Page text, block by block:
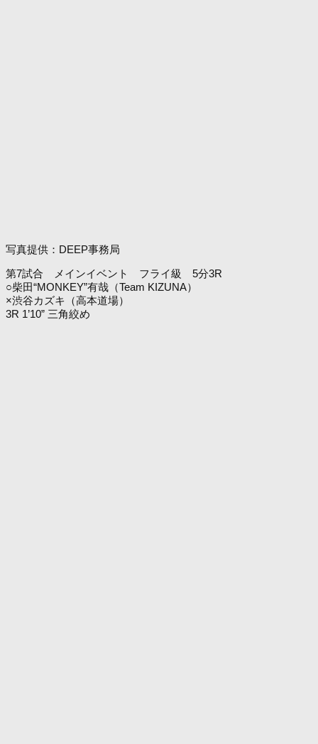
写真提供：DEEP事務局
第7試合 メインイベント フライ級 5分3R
○柴田“MONKEY”有哉（Team KIZUNA）
×渋谷カズキ（高本道場）
3R 1’10” 三角絞め